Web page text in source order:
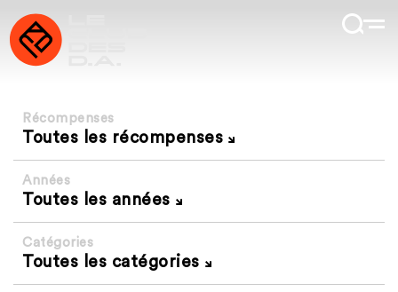
Récompenses
Toutes les récompenses
Années
Toutes les années
Catégories
Toutes les catégories